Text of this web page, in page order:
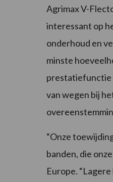
Agrimax V-
interessant op
onderhoud en
minste
prestatiefunctie
van wegen bij
“Onze
banden, die
Europe.